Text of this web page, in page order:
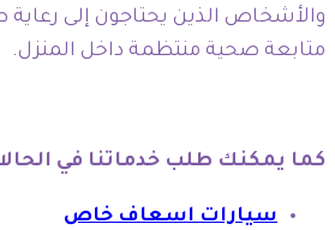
والأشخاص الذين يحتاجون إلى رعاية
متابعة صحية منتظمة داخل المنزل.
كما يمكنك طلب خدماتنا في
سيارات اسعاف خاص